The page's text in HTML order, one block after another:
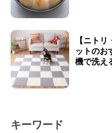
【ニト
ットの
機で洗え
キーワード